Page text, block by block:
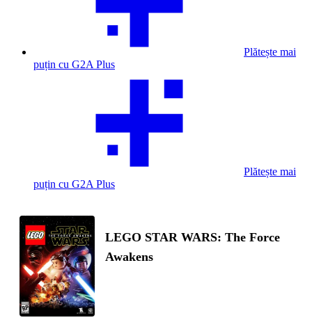
Plătește mai
puțin cu G2A Plus
Plătește mai
puțin cu G2A Plus
LEGO STAR WARS: The Force
Awakens